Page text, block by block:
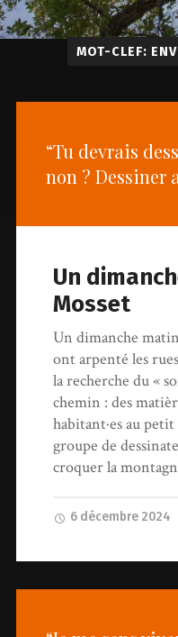
MOT-CLEF:
“Tu devrais
non ? Dessiner
Un
Mosset
Un dimanche
ont arpenté les
la recherche du «
chemin : des
habitant·es au
groupe de
croquer la
6 décembre 2024